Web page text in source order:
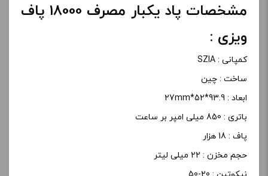
مشخصات پاد یکبار مصرف 18000 پاف
ویزی :
کمپانی : SZIA
ساخت : چین
ابعاد : 93.9*52*27mm
باتری : 850 میلی امپر بر ساعت
پاف : 18 هزار
حجم مخزن : 22 میلی لیتر